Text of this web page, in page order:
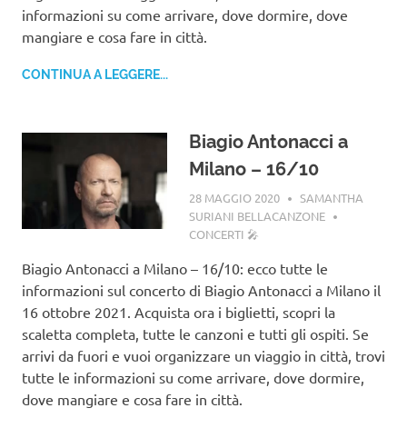
informazioni su come arrivare, dove dormire, dove
mangiare e cosa fare in città.
CONTINUA A LEGGERE...
Biagio Antonacci a
Milano – 16/10
28 MAGGIO 2020
SAMANTHA
SURIANI BELLACANZONE
CONCERTI 🎤
Biagio Antonacci a Milano – 16/10: ecco tutte le
informazioni sul concerto di Biagio Antonacci a Milano il
16 ottobre 2021. Acquista ora i biglietti, scopri la
scaletta completa, tutte le canzoni e tutti gli ospiti. Se
arrivi da fuori e vuoi organizzare un viaggio in città, trovi
tutte le informazioni su come arrivare, dove dormire,
dove mangiare e cosa fare in città.